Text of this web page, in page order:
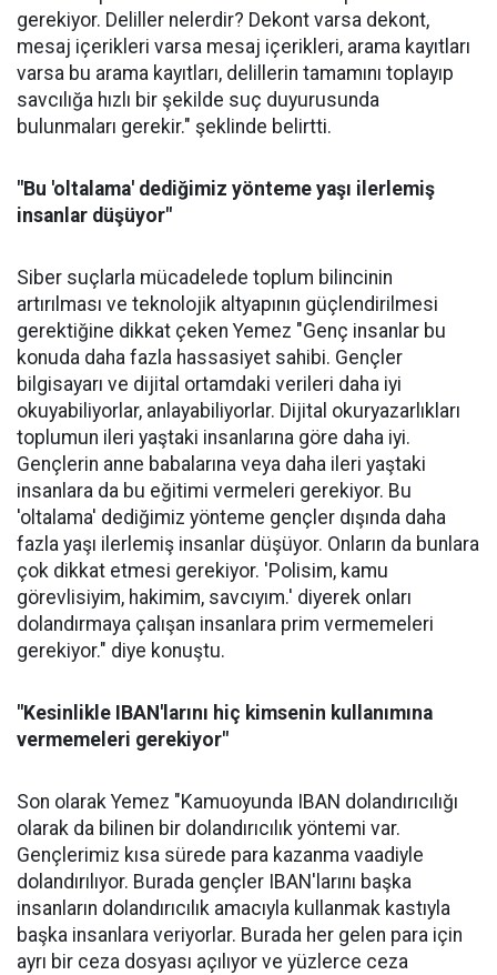
gerekiyor. Deliller nelerdir? Dekont varsa dekont,
mesaj içerikleri varsa mesaj içerikleri, arama kayıtları
varsa bu arama kayıtları, delillerin tamamını toplayıp
savcılığa hızlı bir şekilde suç duyurusunda
bulunmaları gerekir." şeklinde belirtti.
"Bu 'oltalama' dediğimiz yönteme yaşı ilerlemiş
insanlar düşüyor"
Siber suçlarla mücadelede toplum bilincinin
artırılması ve teknolojik altyapının güçlendirilmesi
gerektiğine dikkat çeken Yemez "Genç insanlar bu
konuda daha fazla hassasiyet sahibi. Gençler
bilgisayarı ve dijital ortamdaki verileri daha iyi
okuyabiliyorlar, anlayabiliyorlar. Dijital okuryazarlıkları
toplumun ileri yaştaki insanlarına göre daha iyi.
Gençlerin anne babalarına veya daha ileri yaştaki
insanlara da bu eğitimi vermeleri gerekiyor. Bu
'oltalama' dediğimiz yönteme gençler dışında daha
fazla yaşı ilerlemiş insanlar düşüyor. Onların da bunlara
çok dikkat etmesi gerekiyor. 'Polisim, kamu
görevlisiyim, hakimim, savcıyım.' diyerek onları
dolandırmaya çalışan insanlara prim vermemeleri
gerekiyor." diye konuştu.
"Kesinlikle IBAN'larını hiç kimsenin kullanımına
vermemeleri gerekiyor"
Son olarak Yemez "Kamuoyunda IBAN dolandırıcılığı
olarak da bilinen bir dolandırıcılık yöntemi var.
Gençlerimiz kısa sürede para kazanma vaadiyle
dolandırılıyor. Burada gençler IBAN'larını başka
insanların dolandırıcılık amacıyla kullanmak kastıyla
başka insanlara veriyorlar. Burada her gelen para için
ayrı bir ceza dosyası açılıyor ve yüzlerce ceza